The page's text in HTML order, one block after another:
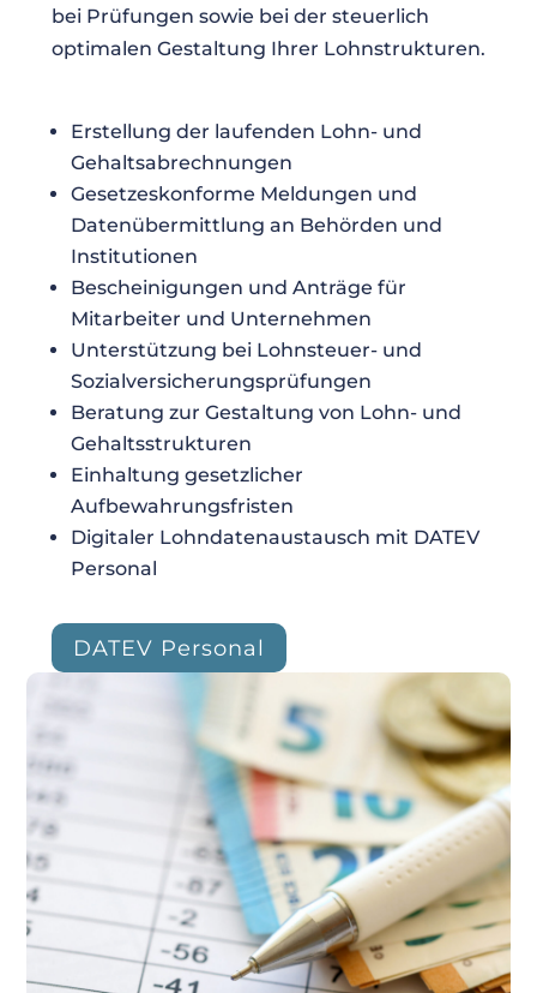
bei Prüfungen sowie bei der steuerlich
optimalen Gestaltung Ihrer Lohnstrukturen.
Erstellung der laufenden Lohn- und
Gehaltsabrechnungen
Gesetzeskonforme Meldungen und
Datenübermittlung an Behörden und
Institutionen
Bescheinigungen und Anträge für
Mitarbeiter und Unternehmen
Unterstützung bei Lohnsteuer- und
Sozialversicherungsprüfungen
Beratung zur Gestaltung von Lohn- und
Gehaltsstrukturen
Einhaltung gesetzlicher
Aufbewahrungsfristen
Digitaler Lohndatenaustausch mit DATEV
Personal
DATEV Personal